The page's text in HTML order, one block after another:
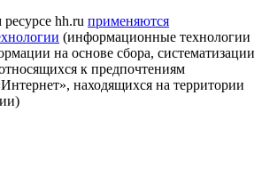
hh.ru применяются
(информационные технологии
на основе сбора, систематизации
к предпочтениям
находящихся на территории